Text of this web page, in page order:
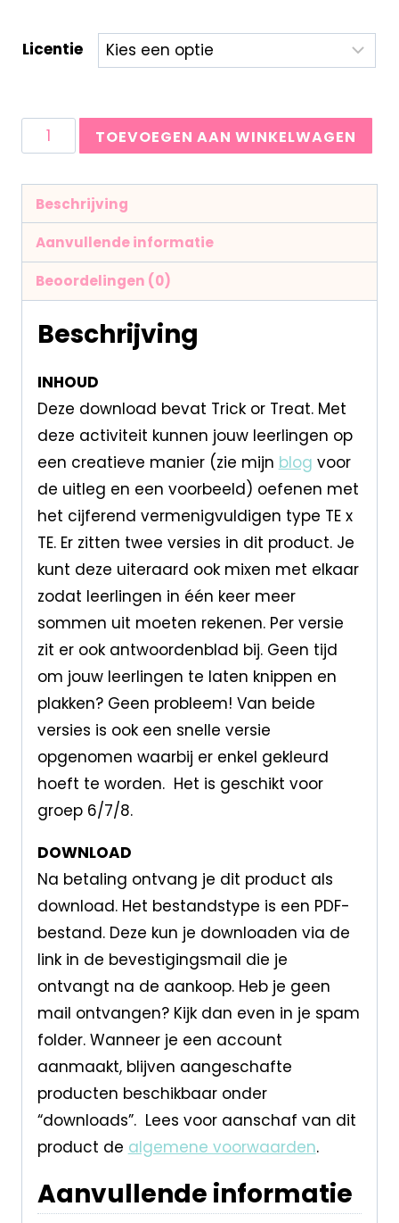
Licentie
TOEVOEGEN AAN WINKELWAGEN
Beschrijving
Aanvullende informatie
Beoordelingen (0)
Beschrijving
INHOUD
Deze download bevat Trick or Treat. Met
deze activiteit kunnen jouw leerlingen op
een creatieve manier (zie mijn blog voor
de uitleg en een voorbeeld) oefenen met
het cijferend vermenigvuldigen type TE x
TE. Er zitten twee versies in dit product. Je
kunt deze uiteraard ook mixen met elkaar
zodat leerlingen in één keer meer
sommen uit moeten rekenen. Per versie
zit er ook antwoordenblad bij. Geen tijd
om jouw leerlingen te laten knippen en
plakken? Geen probleem! Van beide
versies is ook een snelle versie
opgenomen waarbij er enkel gekleurd
hoeft te worden. Het is geschikt voor
groep 6/7/8.
DOWNLOAD
Na betaling ontvang je dit product als
download. Het bestandstype is een PDF-
bestand. Deze kun je downloaden via de
link in de bevestigingsmail die je
ontvangt na de aankoop. Heb je geen
mail ontvangen? Kijk dan even in je spam
folder. Wanneer je een account
aanmaakt, blijven aangeschafte
producten beschikbaar onder
“downloads”. Lees voor aanschaf van dit
product de algemene voorwaarden.
Aanvullende informatie